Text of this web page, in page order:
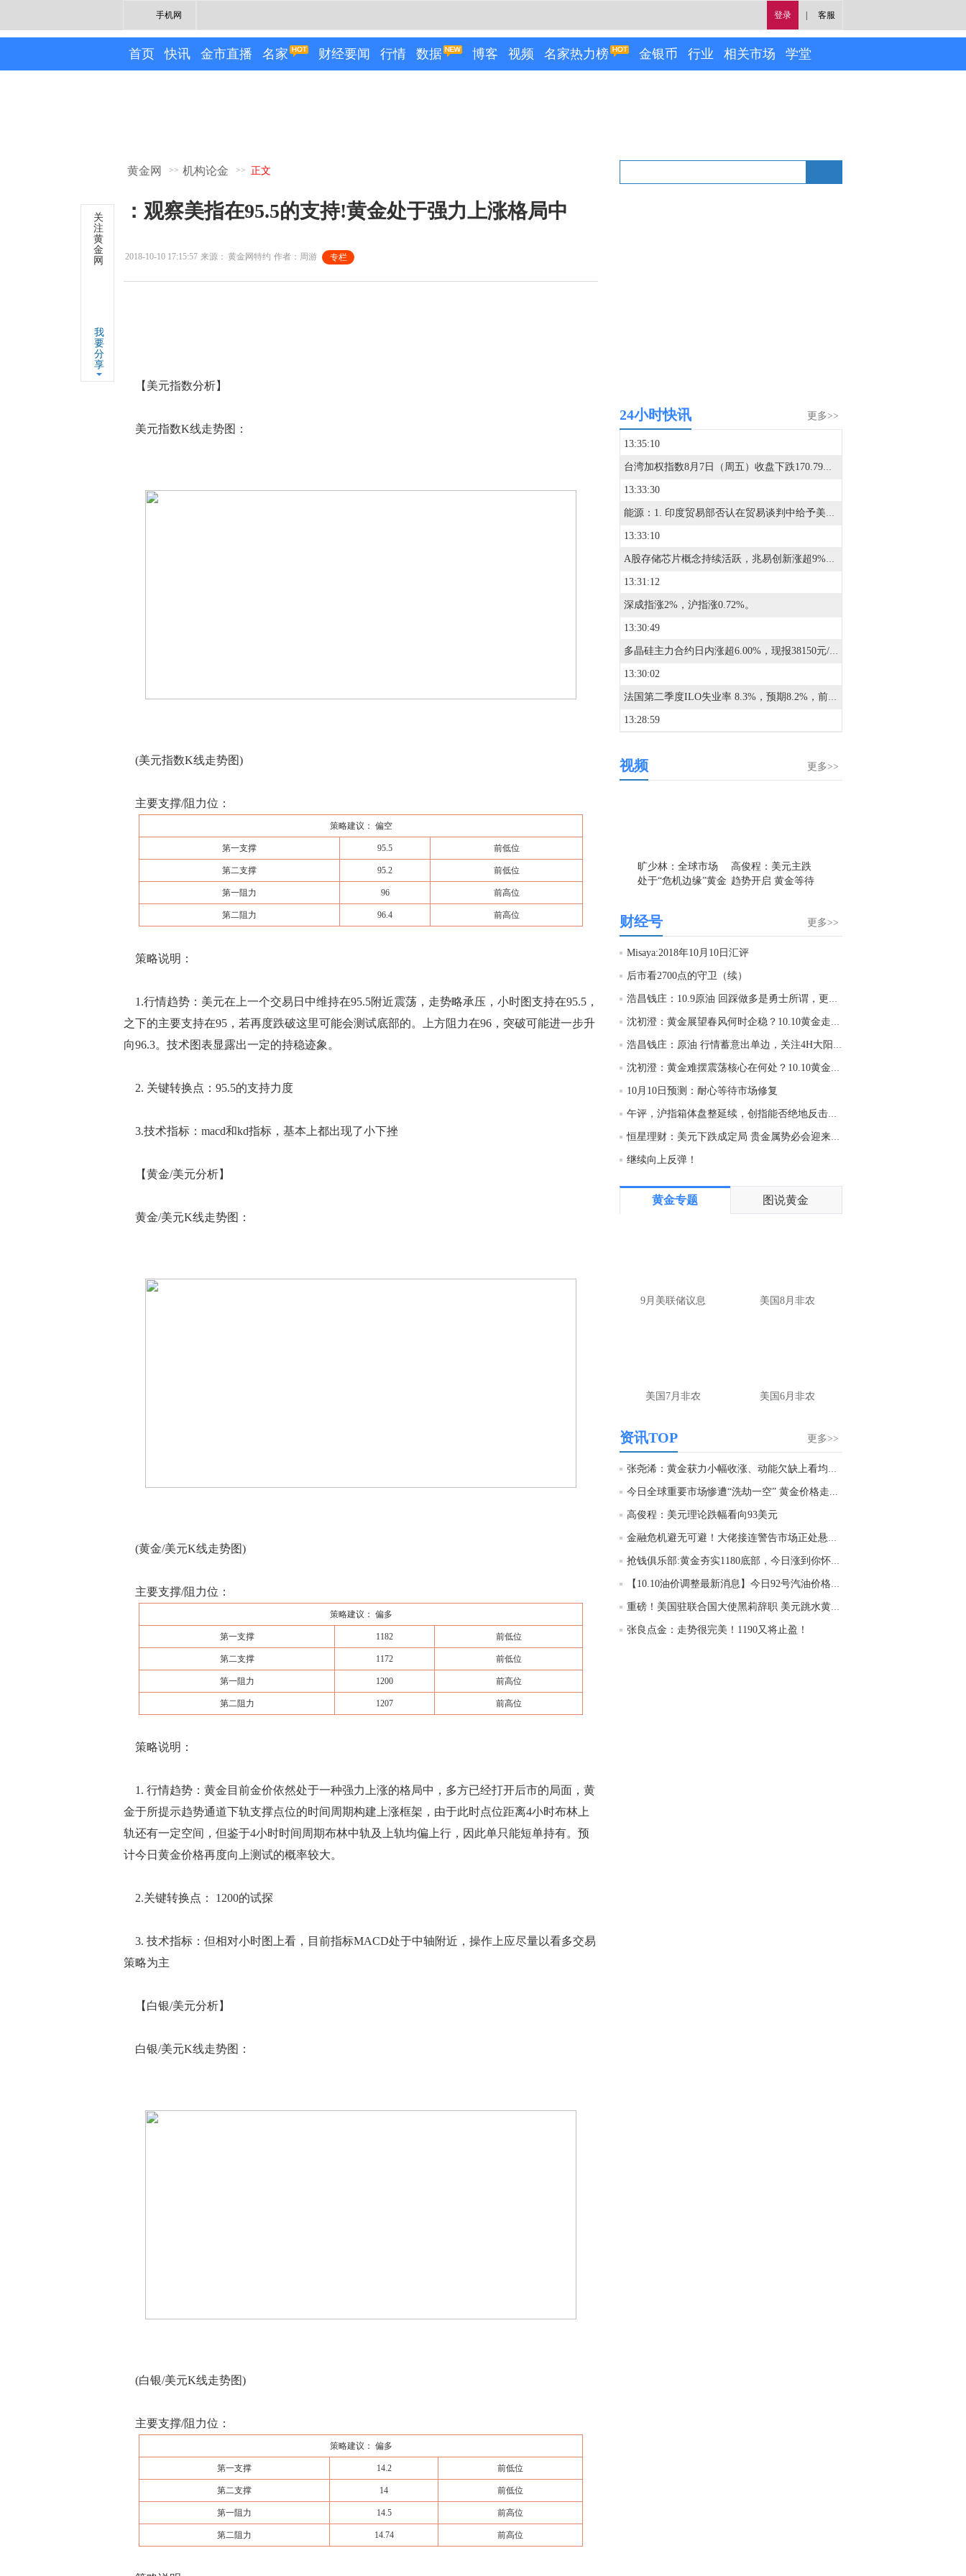
登录 客服
手机网
首页 快讯 金市直播 名家 财经要闻 行情 数据 博客 视频 名家热力榜 金银币 行业 相关市场 学堂
黄金网 >> 机构论金 >> 正文
：观察美指在95.5的支持!黄金处于强力上涨格局中
2018-10-10 17:15:57 来源： 黄金网特约 作者：周游 专栏
关
注
黄
金
网
我
要
分
享
【美元指数分析】
美元指数K线走势图：
(美元指数K线走势图)
主要支撑/阻力位：
策略建议： 偏空
第一支撑 95.5 前低位
第二支撑 95.2 前低位
第一阻力 96 前高位
第二阻力 96.4 前高位
策略说明：
1.行情趋势：美元在上一个交易日中维持在95.5附近震荡，走势略承压，小时图支持在95.5，
之下的主要支持在95，若再度跌破这里可能会测试底部的。上方阻力在96，突破可能进一步升
向96.3。技术图表显露出一定的持稳迹象。
2. 关键转换点：95.5的支持力度
3.技术指标：macd和kd指标，基本上都出现了小下挫
【黄金/美元分析】
黄金/美元K线走势图：
(黄金/美元K线走势图)
主要支撑/阻力位：
策略建议： 偏多
第一支撑 1182 前低位
第二支撑 1172 前低位
第一阻力 1200 前高位
第二阻力 1207 前高位
策略说明：
1. 行情趋势：黄金目前金价依然处于一种强力上涨的格局中，多方已经打开后市的局面，黄
金于所提示趋势通道下轨支撑点位的时间周期构建上涨框架，由于此时点位距离4小时布林上
轨还有一定空间，但鉴于4小时时间周期布林中轨及上轨均偏上行，因此单只能短单持有。预
计今日黄金价格再度向上测试的概率较大。
2.关键转换点： 1200的试探
3. 技术指标：但相对小时图上看，目前指标MACD处于中轴附近，操作上应尽量以看多交易
策略为主
【白银/美元分析】
白银/美元K线走势图：
(白银/美元K线走势图)
主要支撑/阻力位：
策略建议： 偏多
第一支撑 14.2 前低位
第二支撑 14 前低位
第一阻力 14.5 前高位
第二阻力 14.74 前高位
更多>>
24小时快讯
13:35:10
台湾加权指数8月7日（周五）收盘下跌170.79点，跌幅0.38%，报44225.91点。
13:33:30
能源：1. 印度贸易部否认在贸易谈判中给予美国乙醇优惠待遇。2. 海事数据追踪机构Kpler的数据显示，周三仅有两艘船通过霍尔木兹海峡，低于前一天的8艘。3. 沙特阿美将于下个月交付亚洲客户的阿拉伯轻质原油价格下调50美分/桶，较阿曼/迪拜平均价贴水2美元/桶；将9月销往西北欧的阿拉伯轻质原油官方售价定为较洲际交易所布伦特结算价贴水2.15美元/桶；将9月销往美国的阿拉伯轻质原油官方售价定为较阿格斯含硫原油升水3.60美元/桶。4. 美银：将欧洲冬季TTF天然气价格预测上调至65欧元/兆瓦时，因欧洲天然气实物库存偏低。如果霍尔木兹海峡在冬季前无法可靠开放，TTF天然气价格存在飙升至80欧元/兆瓦时以上的风险。5. 美国7月沙特原油进口降至零，40多年来首次整月中断。6. 韩国计划将对中东石油的依赖度降至60%或以下。7. 数据显示，贸易商在7月下旬从韩国向俄罗斯运送近3万吨成品油。农业/矿业：1. 据官方法令，刚果（金）禁止出口铜精矿和钴精矿。2. 特朗普实施多晶硅相关关税和最低进口价，设置120天的过渡期。3. 世界黄金协会：金价7月持平，未来走势取决于实际利率、美元及央行应对。4. 世界黄金协会：全球黄金ETF在7月吸引了30亿美元的资金流入，扭转了连续两个月的流出态势。5. 美国商务部：将禁止出口钨废料和电池废料。伊朗局势：1. 美媒：伊朗与阿曼达成一项不收费的临时协议框架，以暂时重新开放霍尔木兹海峡。2. 沙特官员：伊朗方面正策划袭击沙特。3. 特朗普：与伊朗的协议可能很快达成，海峡某种程度上算是开放的。4. 行业人士：伊朗-阿曼拟议海峡协议面临美国制裁与保险双重障碍。5. 伊朗计划收紧霍尔木兹海峡过境规则。6. 知情人士透露，霍尔木兹海峡北部和南部航道将被取消。所有通行将随后转移到中央走廊，由伊朗管理入口，伊朗和阿曼共同管理出口。其他：1. 航运巨头马士基：将在陆上运输中实施反映成本的能源/燃料价格临时调整。2. 马士基：自8月12日起，从远东亚洲至地中海的货运将不再适用重货附加费。3. 据塔斯社：俄罗斯总统普京下令在俄罗斯建立钻石切割产业集群。
13:33:10
A股存储芯片概念持续活跃，兆易创新涨超9%，普冉股份、江波龙、德明利、北京君正、朗科科技、佰维存储、香农芯创跟涨。
13:31:12
深成指涨2%，沪指涨0.72%。
13:30:49
多晶硅主力合约日内涨超6.00%，现报38150元/吨。
13:30:02
法国第二季度ILO失业率 8.3%，预期8.2%，前值8.10%。
13:28:59
13:28:56
A股创新药板块午后走高，博腾股份涨停，药石科技、皓元医药涨超15%，泓博医药、梅迪西、贝达药业跟涨。
13:26:24
13:25:44
日本石油公司ENEOS首席财务官：伊朗战争结束后，我们需要中长期内扩大石油储备，并实现原油采购来源多元化。将与政府紧密协调，加强石油供应链的韧性。
13:21:19
金十数据8月7日讯，据悉，韩国政府于7日正在审议一项计划，拟在“资源安全基本计划”中，将中东原油的进口比例设定为60%或以下。据悉，该计划的制定正值韩国石油行业遭受重创之际。今年上半年，霍尔木兹海峡因中东战争而中断，原油和石油价格飙升。去年，韩国对中东原油的依赖度约为70%，而此次的目标是将其降至60%或以下，以实现进口来源多元化。
13:20:25
30年期国债期货（TL）主力合约日内涨超0.30%，现报115.74元。
13:20:15
法国第二季度ILO失业率将于十分钟后公布。
更多>>
视频
旷少林：全球市场
处于“危机边缘”黄金
高俊程：美元主跌
趋势开启 黄金等待
更多>>
财经号
Misaya:2018年10月10日汇评
后市看2700点的守卫（续）
浩昌钱庄：10.9原油 回踩做多是勇士所谓，更是细节操作！
沈初澄：黄金展望春风何时企稳？10.10黄金走势分析及策略
浩昌钱庄：原油 行情蓄意出单边，关注4H大阳底部防守！
沈初澄：黄金难摆震荡核心在何处？10.10黄金走势分析及策略
10月10日预测：耐心等待市场修复
午评，沪指箱体盘整延续，创指能否绝地反击激发人气
恒星理财：美元下跌成定局 贵金属势必会迎来报复性上涨！
继续向上反弹！
黄金专题 图说黄金
9月美联储议息 美国8月非农
美国7月非农 美国6月非农
更多>>
资讯TOP
张尧浠：黄金获力小幅收涨、动能欠缺上看均线阻...
今日全球重要市场惨遭“洗劫一空” 黄金价格走...
高俊程：美元理论跌幅看向93美元
金融危机避无可避！大佬接连警告市场正处悬崖边...
抢钱俱乐部:黄金夯实1180底部，今日涨到你怀疑...
【10.10油价调整最新消息】今日92号汽油价格多...
重磅！美国驻联合国大使黑莉辞职 美元跳水黄金...
张良点金：走势很完美！1190又将止盈！